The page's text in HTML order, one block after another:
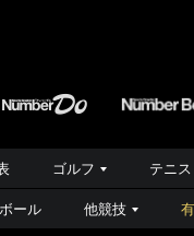
ゴルフ テニス
ール 他競技